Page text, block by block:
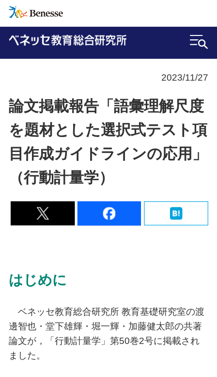
2023/11/27
論文掲載報告「語彙理解尺度
を題材とした選択式テスト項
目作成ガイドラインの応用」
（行動計量学）
はじめに
ベネッセ教育総合研究所 教育基礎研究室の渡
邊智也・堂下雄輝・堀一輝・加藤健太郎の共著
論文が，「行動計量学」第50巻2号に掲載され
ました。